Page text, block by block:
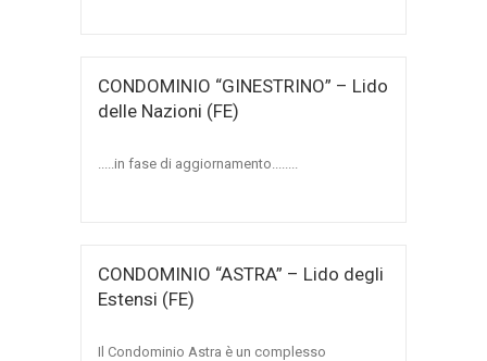
CONDOMINIO “GINESTRINO” – Lido
delle Nazioni (FE)
.....in fase di aggiornamento........
CONDOMINIO “ASTRA” – Lido degli
Estensi (FE)
Il Condominio Astra è un complesso